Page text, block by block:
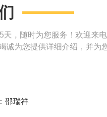
天，随时为您服务！欢迎来
诚为您提供详细介绍，并为
邵瑞祥